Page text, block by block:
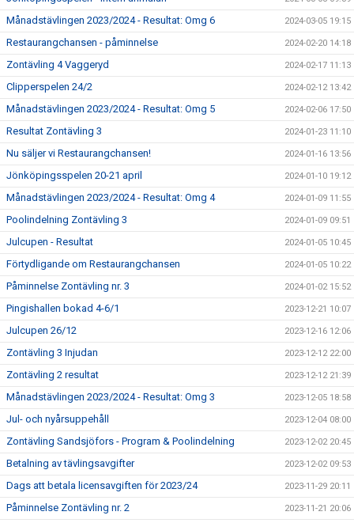
Månadstävlingen 2023/2024 - Resultat: Omg 6 2024-03-05 19:15
Restaurangchansen - påminnelse 2024-02-20 14:18
Zontävling 4 Vaggeryd 2024-02-17 11:13
Clipperspelen 24/2 2024-02-12 13:42
Månadstävlingen 2023/2024 - Resultat: Omg 5 2024-02-06 17:50
Resultat Zontävling 3 2024-01-23 11:10
Nu säljer vi Restaurangchansen! 2024-01-16 13:56
Jönköpingsspelen 20-21 april 2024-01-10 19:12
Månadstävlingen 2023/2024 - Resultat: Omg 4 2024-01-09 11:55
Poolindelning Zontävling 3 2024-01-09 09:51
Julcupen - Resultat 2024-01-05 10:45
Förtydligande om Restaurangchansen 2024-01-05 10:22
Påminnelse Zontävling nr. 3 2024-01-02 15:52
Pingishallen bokad 4-6/1 2023-12-21 10:07
Julcupen 26/12 2023-12-16 12:06
Zontävling 3 Injudan 2023-12-12 22:00
Zontävling 2 resultat 2023-12-12 21:39
Månadstävlingen 2023/2024 - Resultat: Omg 3 2023-12-05 18:58
Jul- och nyårsuppehåll 2023-12-04 08:00
Zontävling Sandsjöfors - Program & Poolindelning 2023-12-02 20:45
Betalning av tävlingsavgifter 2023-12-02 09:53
Dags att betala licensavgiften för 2023/24 2023-11-29 20:11
Påminnelse Zontävling nr. 2 2023-11-21 20:06